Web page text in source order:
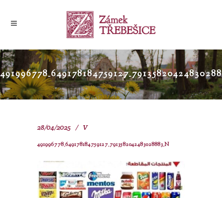
28/04/2025 V
491996778_649178184759127_7913582042483028883_N